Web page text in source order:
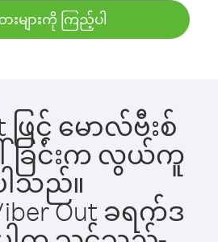
းများကို ကြည့်ပါ
ဖြင့် မောလ်ဗီးစ်
ါ်ခြင်းက လွယ်ကူ
ါသည်။
Out ခရက်ဒ